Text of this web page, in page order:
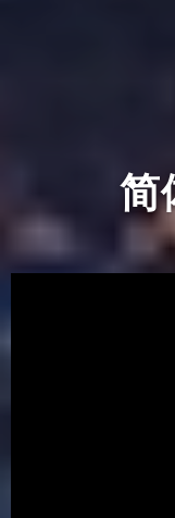
简